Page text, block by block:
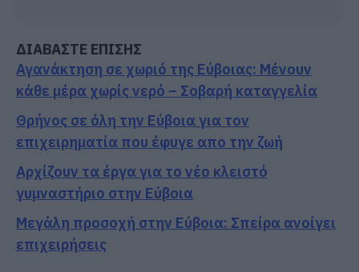
ΔΙΑΒΑΣΤΕ ΕΠΙΣΗΣ
Αγανάκτηση σε χωριό της Εύβοιας: Μένουν
κάθε μέρα χωρίς νερό – Σοβαρή καταγγελία
Θρήνος σε όλη την Εύβοια για τον
επιχειρηματία που έφυγε απο την ζωή
Αρχίζουν τα έργα για το νέο κλειστό
γυμναστήριο στην Εύβοια
Μεγάλη προσοχή στην Εύβοια: Σπείρα ανοίγει
επιχειρήσεις